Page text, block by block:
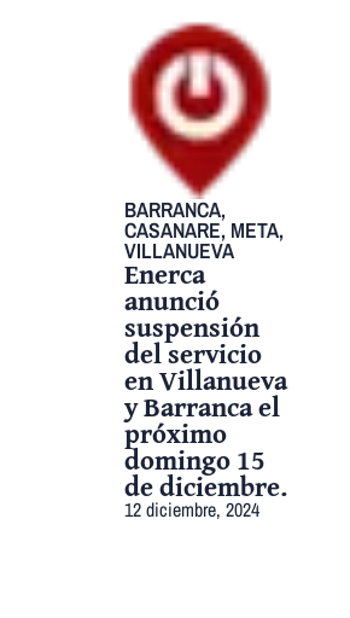
BARRANCA,
CASANARE, META,
VILLANUEVA
Enerca
anunció
suspensión
del servicio
en Villanueva
y Barranca el
próximo
domingo 15
de diciembre.
12 diciembre, 2024